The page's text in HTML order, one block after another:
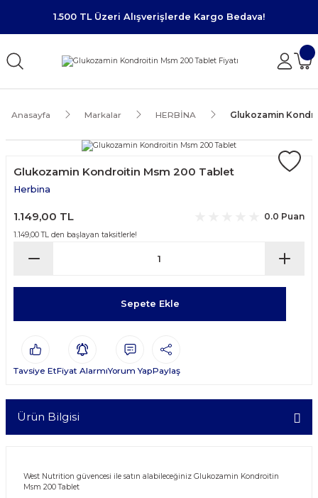
1.500 TL Üzeri Alışverişlerde Kargo Bedava!
Anasayfa Markalar HERBİNA Glukozamin
Glukozamin Kondroitin Msm 200 Tablet
Herbina
1.149,00 TL 0.0 Puan
1.149,00 TL den başlayan taksitlerle!
Sepete Ekle
Tavsiye EtFiyat AlarmıYorum YapPaylaş
Ürün Bilgisi
West Nutrition güvencesi ile satın alabileceğiniz Glukozamin Kondroitin
Msm 200 Tablet